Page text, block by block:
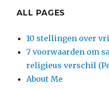
ALL PAGES
10 stellingen over
7 voorwaarden om
religieus verschil
About Me